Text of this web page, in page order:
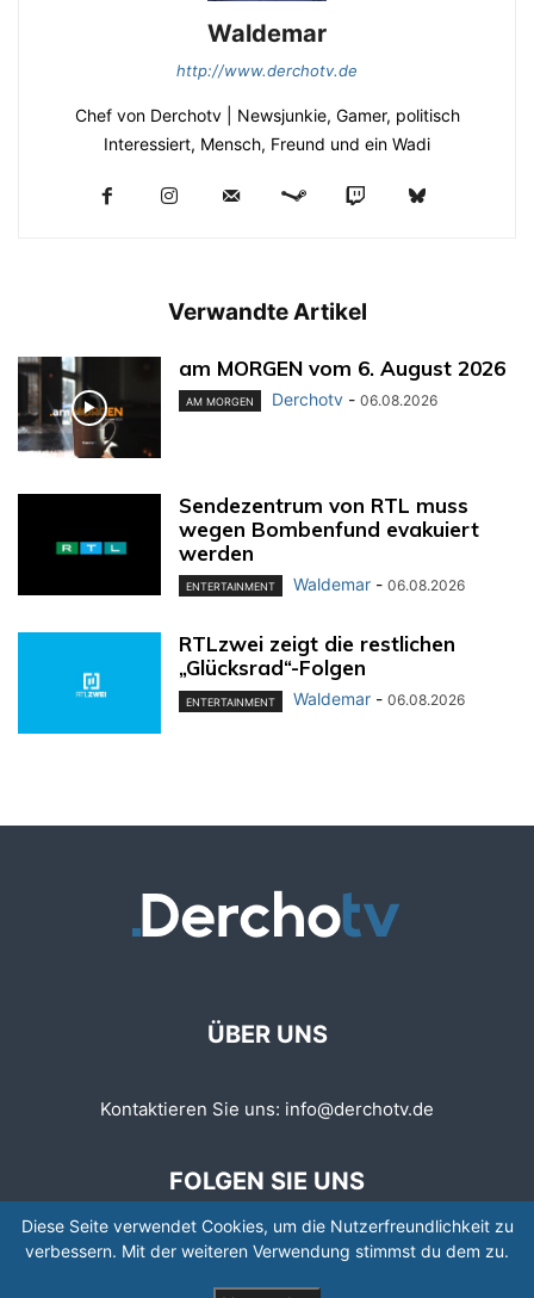
Waldemar
http://www.derchotv.de
Chef von Derchotv | Newsjunkie, Gamer, politisch
Interessiert, Mensch, Freund und ein Wadi
Verwandte Artikel
am MORGEN vom 6. August 2026
AM MORGEN Derchotv - 06.08.2026
Sendezentrum von RTL muss
wegen Bombenfund evakuiert
werden
ENTERTAINMENT Waldemar - 06.08.2026
RTLzwei zeigt die restlichen
„Glücksrad“-Folgen
ENTERTAINMENT Waldemar - 06.08.2026
ÜBER UNS
Kontaktieren Sie uns: info@derchotv.de
FOLGEN SIE UNS
Diese Seite verwendet Cookies, um die Nutzerfreundlichkeit zu
verbessern. Mit der weiteren Verwendung stimmst du dem zu.